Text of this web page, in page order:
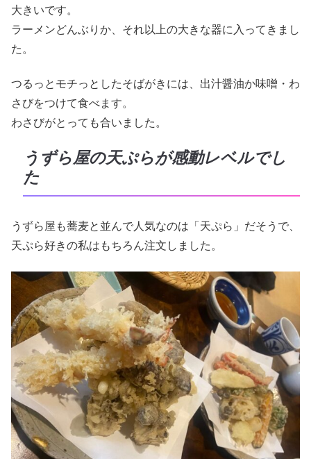
大きいです。
ラーメンどんぶりか、それ以上の大きな器に入ってきまし
た。
つるっとモチっとしたそばがきには、出汁醤油か味噌・わ
さびをつけて食べます。
わさびがとっても合いました。
うずら屋の天ぷらが感動レベルでし
た
うずら屋も蕎麦と並んで人気なのは「天ぷら」だそうで、
天ぷら好きの私はもちろん注文しました。